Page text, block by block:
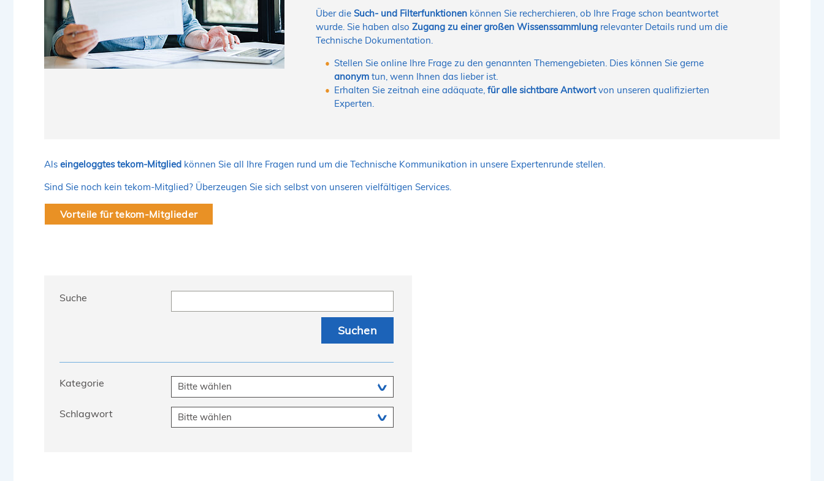
Über die Such- und Filterfunktionen können Sie recherchieren, ob Ihre Frage schon beantwortet
wurde. Sie haben alsoZugang zu einer großen Wissenssammlung relevanter Details rund um die
Technische Dokumentation.
Stellen Sie online Ihre Frage zu den genannten Themengebieten. Dies können Sie gerne
anonym tun, wenn Ihnen das lieber ist.
Erhalten Sie zeitnah eine adäquate,für alle sichtbare Antwortvon unseren qualifizierten
Experten.
Als eingeloggtes tekom-Mitglied können Sie all Ihre Fragen rund um die Technische Kommunikation in unsere Expertenrunde stellen.
Sind Sie noch kein tekom-Mitglied? Überzeugen Sie sich selbst von unseren vielfältigen Services.
Vorteile für tekom-Mitglieder
Suche
Kategorie
Schlagwort